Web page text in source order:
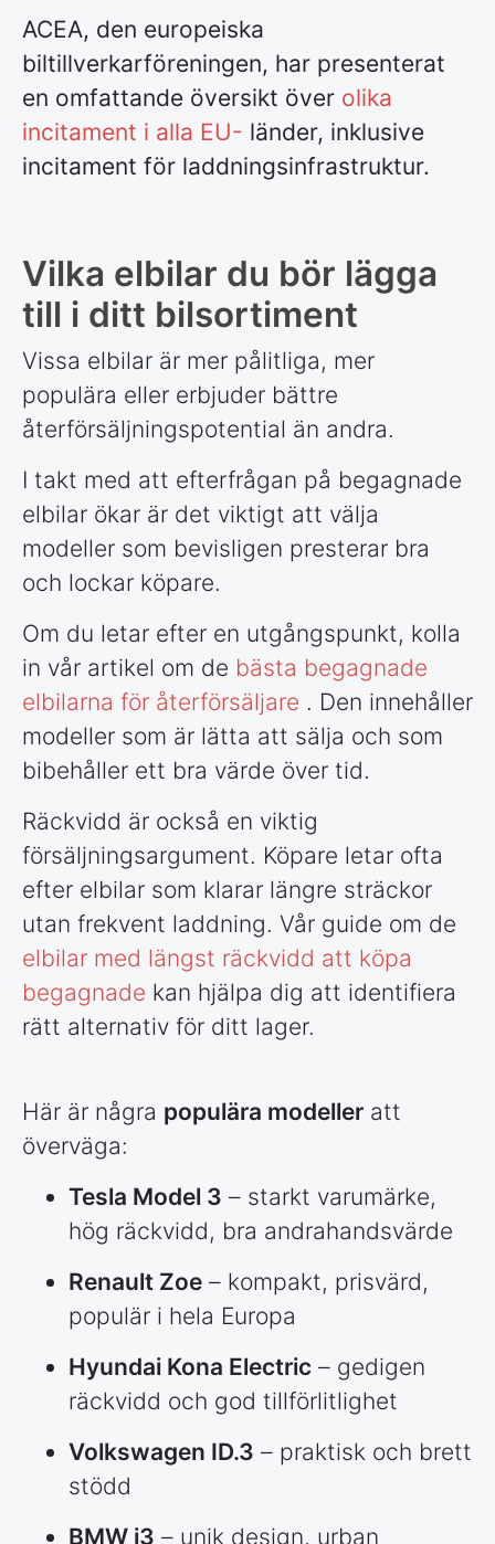
ACEA, den europeiska
biltillverkarföreningen, har presenterat
en omfattande översikt över olika
incitament i alla EU- länder, inklusive
incitament för laddningsinfrastruktur.
Vilka elbilar du bör lägga
till i ditt bilsortiment
Vissa elbilar är mer pålitliga, mer
populära eller erbjuder bättre
återförsäljningspotential än andra.
I takt med att efterfrågan på begagnade
elbilar ökar är det viktigt att välja
modeller som bevisligen presterar bra
och lockar köpare.
Om du letar efter en utgångspunkt, kolla
in vår artikel om de bästa begagnade
elbilarna för återförsäljare . Den innehåller
modeller som är lätta att sälja och som
bibehåller ett bra värde över tid.
Räckvidd är också en viktig
försäljningsargument. Köpare letar ofta
efter elbilar som klarar längre sträckor
utan frekvent laddning. Vår guide om de
elbilar med längst räckvidd att köpa
begagnade kan hjälpa dig att identifiera
rätt alternativ för ditt lager.
Här är några populära modeller att
överväga:
Tesla Model 3 – starkt varumärke,
hög räckvidd, bra andrahandsvärde
Renault Zoe – kompakt, prisvärd,
populär i hela Europa
Hyundai Kona Electric – gedigen
räckvidd och god tillförlitlighet
Volkswagen ID.3 – praktisk och brett
stödd
BMW i3 – unik design, urban